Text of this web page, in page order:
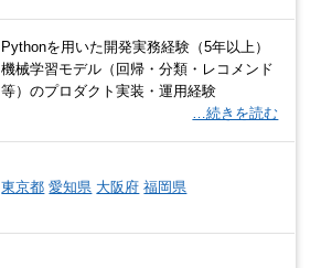
Pythonを用いた開発実務経験（5年以上）
機械学習モデル（回帰・分類・レコメンド
等）のプロダクト実装・運用経験
…続きを読む
東京都 愛知県 大阪府 福岡県